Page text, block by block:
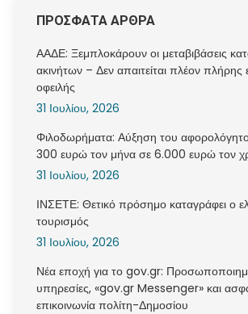
ΠΡΟΣΦΑΤΑ ΑΡΘΡΑ
ΑΑΔΕ: Ξεμπλοκάρουν οι μεταβιβάσεις
ακινήτων – Δεν απαιτείται πλέον
οφειλής
31 Ιουλίου, 2026
Φιλοδωρήματα: Αύξηση του
300 ευρώ τον μήνα σε 6.000 ευρώ τον
31 Ιουλίου, 2026
ΙΝΣΕΤΕ: Θετικό πρόσημο καταγράφει ο
τουρισμός
31 Ιουλίου, 2026
Νέα εποχή για το gov.gr:
υπηρεσίες, «gov.gr Messenger» και
επικοινωνία πολίτη-Δημοσίου